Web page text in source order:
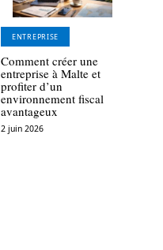
ENTREPRISE
Comment créer une
entreprise à Malte et
profiter d’un
environnement fiscal
avantageux
2 juin 2026